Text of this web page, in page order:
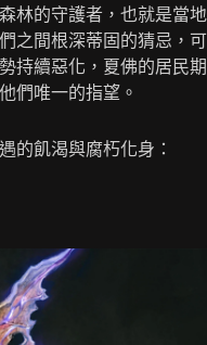
林的守護者，也就是當地
之間根深蒂固的猜忌，可
持續惡化，夏佛的居民期
們唯一的指望。
的飢渴與腐朽化身：